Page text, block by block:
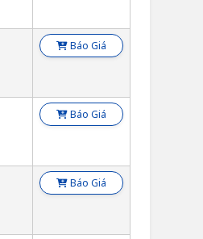
Báo Giá
Báo Giá
Báo Giá